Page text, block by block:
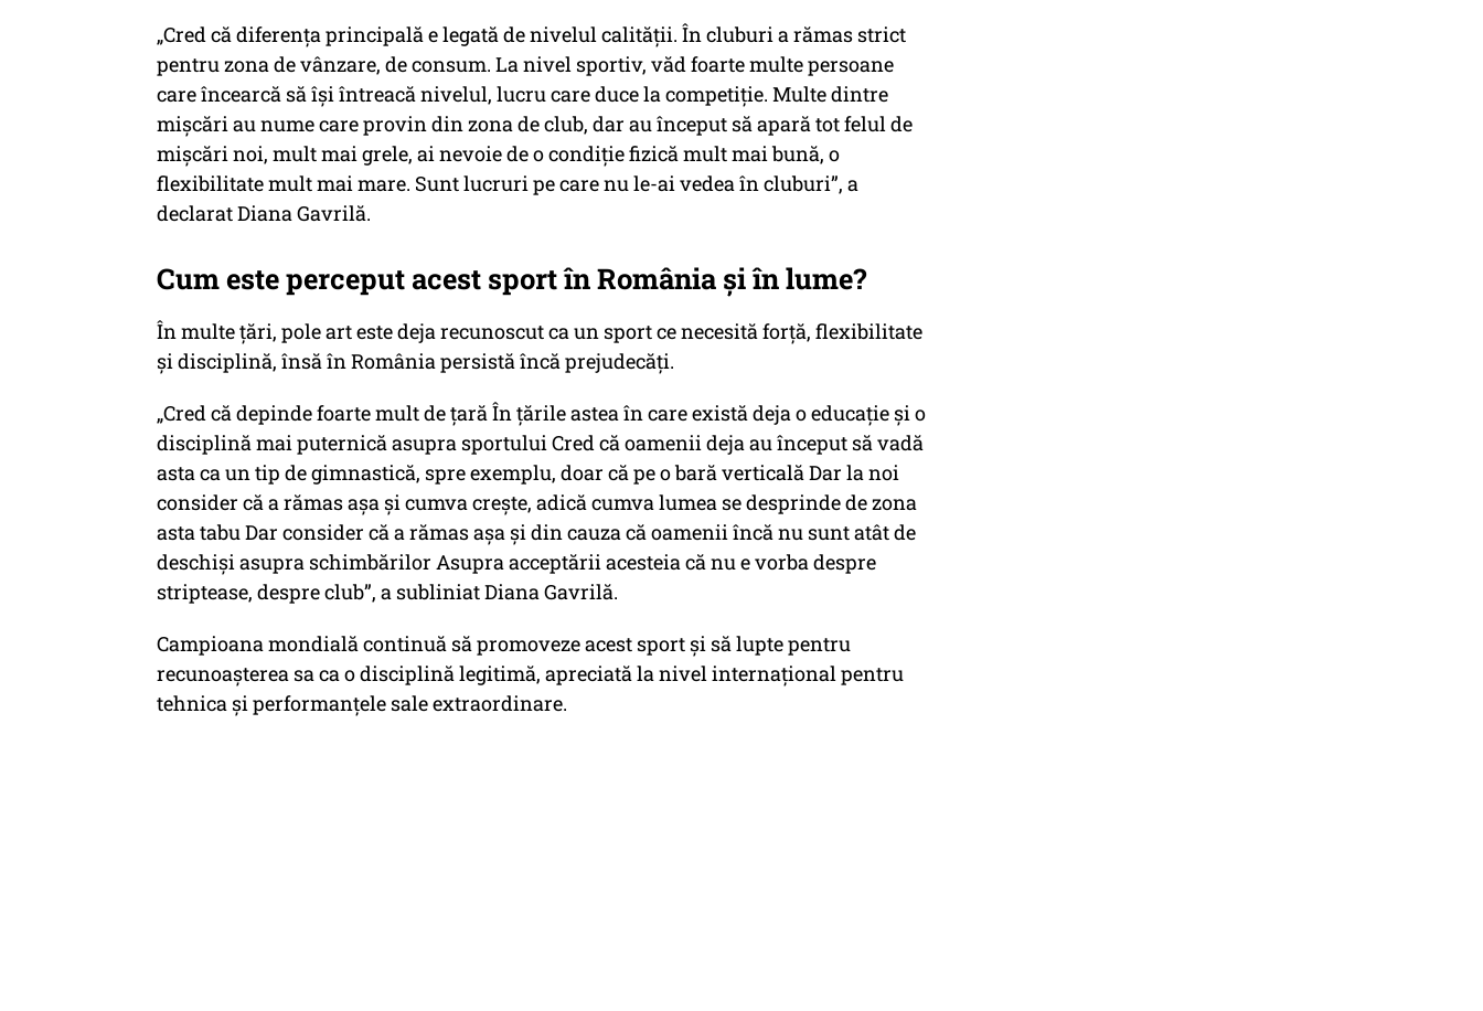
„Cred că diferenţa principală e legată de nivelul calităţii. În cluburi a rămas strict
pentru zona de vânzare, de consum. La nivel sportiv, văd foarte multe persoane
care încearcă să îşi întreacă nivelul, lucru care duce la competiţie. Multe dintre
mişcări au nume care provin din zona de club, dar au început să apară tot felul de
mişcări noi, mult mai grele, ai nevoie de o condiţie fizică mult mai bună, o
flexibilitate mult mai mare. Sunt lucruri pe care nu le-ai vedea în cluburi”, a
declarat Diana Gavrilă.
Cum este perceput acest sport în România și în lume?
În multe țări, pole art este deja recunoscut ca un sport ce necesită forță, flexibilitate
și disciplină, însă în România persistă încă prejudecăți.
„Cred că depinde foarte mult de țară În țările astea în care există deja o educație și o
disciplină mai puternică asupra sportului Cred că oamenii deja au început să vadă
asta ca un tip de gimnastică, spre exemplu, doar că pe o bară verticală Dar la noi
consider că a rămas așa și cumva crește, adică cumva lumea se desprinde de zona
asta tabu Dar consider că a rămas așa și din cauza că oamenii încă nu sunt atât de
deschiși asupra schimbărilor Asupra acceptării acesteia că nu e vorba despre
striptease, despre club”, a subliniat Diana Gavrilă.
Campioana mondială continuă să promoveze acest sport și să lupte pentru
recunoașterea sa ca o disciplină legitimă, apreciată la nivel internațional pentru
tehnica și performanțele sale extraordinare.